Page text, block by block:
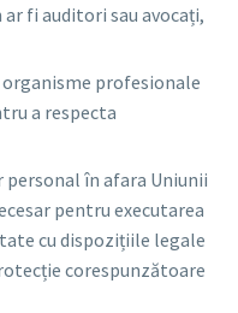
fi auditori sau avocați,
profesionale
a respecta
personal în afara Uniunii
pentru executarea
cu dispozițiile legale
corespunzătoare